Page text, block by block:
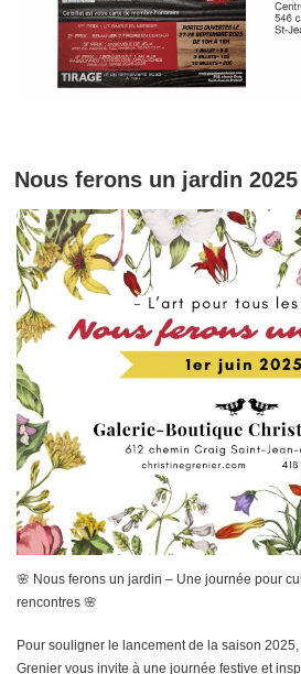
Nous ferons un jardin 2025
🌸 Nous ferons un jardin – Une journée pour
rencontres 🌸
Pour souligner le lancement de la saison
Grenier vous invite à une journée festive et